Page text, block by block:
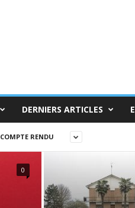
DERNIERS ARTICLES
COMPTE RENDU
0